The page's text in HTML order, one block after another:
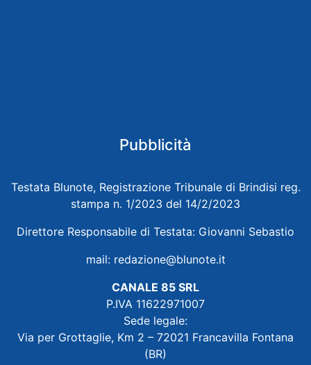
Pubblicità
Testata Blunote, Registrazione Tribunale di Brindisi reg.
stampa n. 1/2023 del 14/2/2023
Direttore Responsabile di Testata: Giovanni Sebastio
mail: redazione@blunote.it
CANALE 85 SRL
P.IVA 11622971007
Sede legale:
Via per Grottaglie, Km 2 – 72021 Francavilla Fontana
(BR)